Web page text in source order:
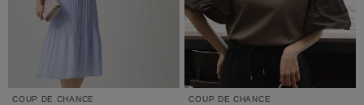
COUP DE CHANCE
COUP DE CHANCE